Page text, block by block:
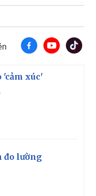
xúc'
đo lường